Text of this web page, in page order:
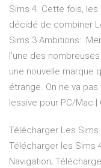
Sims 4. Cette fois,
décidé de combiner
Sims 3 Ambitions:.
l’une des
une nouvelle marque
étrange. On ne va
lessive pour PC/Mac |
Télécharger Les
Télécharger les Sims
Navigation;